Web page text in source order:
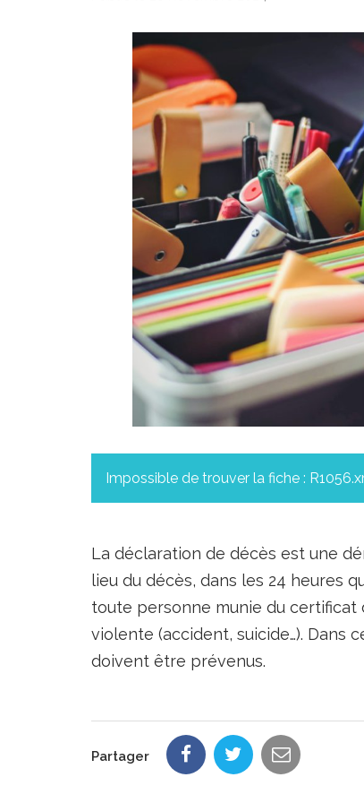
Impossible de trouver la fiche :
La déclaration de décès est une
lieu du décès, dans les 24 heures
toute personne munie du
violente (accident, suicide…). Dans
doivent être prévenus.
Partager